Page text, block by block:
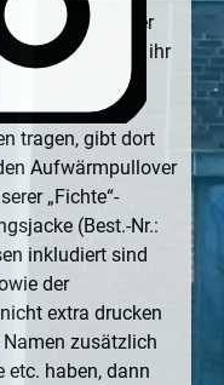
Partner
ihm bekommt ihr
Neben dem
das alle
tragen, gibt dort
Aufwärmpullover
„Fichte“-
(Best.-Nr.:
inkludiert sind
der
extra drucken
zusätzlich
haben, dann